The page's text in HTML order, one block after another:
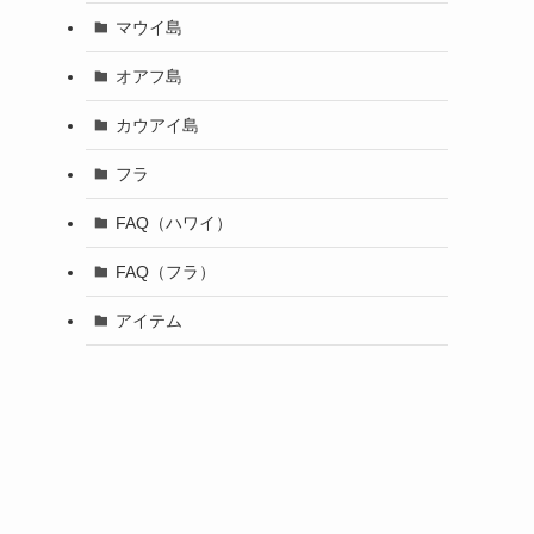
マウイ島
オアフ島
カウアイ島
フラ
FAQ（ハワイ）
FAQ（フラ）
アイテム